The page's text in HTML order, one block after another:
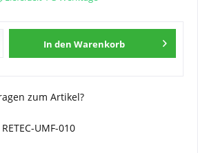
In den Warenkorb
zum Artikel?
RETEC-UMF-010